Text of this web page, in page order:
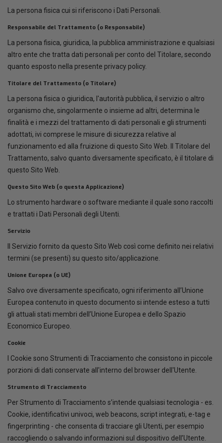
La persona fisica cui si riferiscono i Dati Personali.
Responsabile del Trattamento (o Responsabile)
La persona fisica, giuridica, la pubblica amministrazione e qualsiasi
altro ente che tratta dati personali per conto del Titolare, secondo
quanto esposto nella presente privacy policy.
Titolare del Trattamento (o Titolare)
La persona fisica o giuridica, l'autorità pubblica, il servizio o altro
organismo che, singolarmente o insieme ad altri, determina le
finalità e i mezzi del trattamento di dati personali e gli strumenti
adottati, ivi comprese le misure di sicurezza relative al
funzionamento ed alla fruizione di questo Sito Web. Il Titolare del
Trattamento, salvo quanto diversamente specificato, è il titolare di
questo Sito Web.
Questo Sito Web (o questa Applicazione)
Lo strumento hardware o software mediante il quale sono raccolti
e trattati i Dati Personali degli Utenti.
Servizio
Il Servizio fornito da questo Sito Web così come definito nei relativi
termini (se presenti) su questo sito/applicazione.
Unione Europea (o UE)
Salvo ove diversamente specificato, ogni riferimento all’Unione
Europea contenuto in questo documento si intende esteso a tutti
gli attuali stati membri dell’Unione Europea e dello Spazio
Economico Europeo.
Cookie
I Cookie sono Strumenti di Tracciamento che consistono in piccole
porzioni di dati conservate all'interno del browser dell'Utente.
Strumento di Tracciamento
Per Strumento di Tracciamento s’intende qualsiasi tecnologia - es.
Cookie, identificativi univoci, web beacons, script integrati, e-tag e
fingerprinting - che consenta di tracciare gli Utenti, per esempio
raccogliendo o salvando informazioni sul dispositivo dell’Utente.